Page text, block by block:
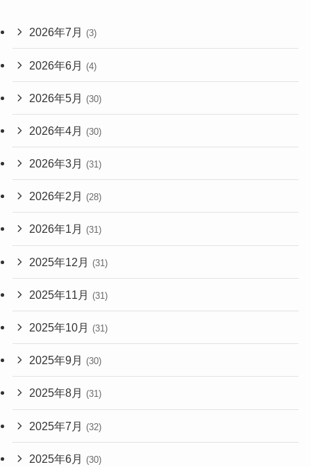
2026年7月 (3)
2026年6月 (4)
2026年5月 (30)
2026年4月 (30)
2026年3月 (31)
2026年2月 (28)
2026年1月 (31)
2025年12月 (31)
2025年11月 (31)
2025年10月 (31)
2025年9月 (30)
2025年8月 (31)
2025年7月 (32)
2025年6月 (30)